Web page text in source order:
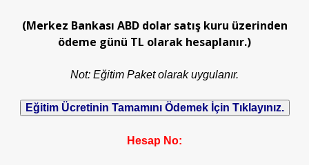
(Merkez Bankası ABD dolar satış kuru üzerinden
ödeme günü TL olarak hesaplanır.)
Not: Eğitim Paket olarak uygulanır.
Hesap No: